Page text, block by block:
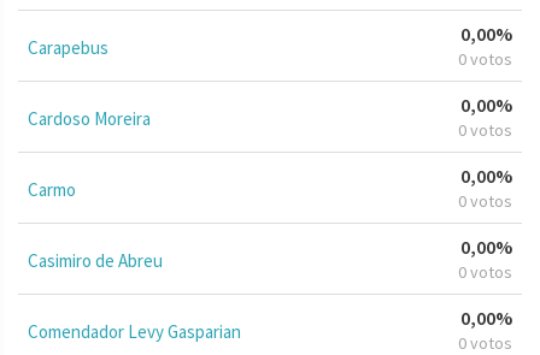
Carapebus
0,00%
0 votos
Cardoso Moreira
0,00%
0 votos
Carmo
0,00%
0 votos
Casimiro de Abreu
0,00%
0 votos
Comendador Levy Gasparian
0,00%
0 votos